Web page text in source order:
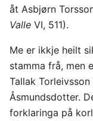
åt Asbjørn
Valle VI, 511).
Me er ikkje heilt
stamma frå, men
Tallak Torleivsson
Åsmundsdotter.
forklaringa på